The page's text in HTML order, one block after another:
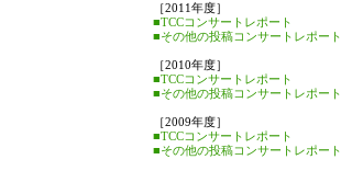
［2011年度］
■TCCコンサートレポート
■その他の投稿コンサートレポート
［2010年度］
■TCCコンサートレポート
■その他の投稿コンサートレポート
［2009年度］
■TCCコンサートレポート
■その他の投稿コンサートレポート